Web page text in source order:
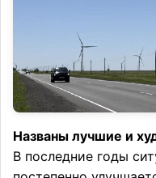
Названы лучшие и
В последние годы